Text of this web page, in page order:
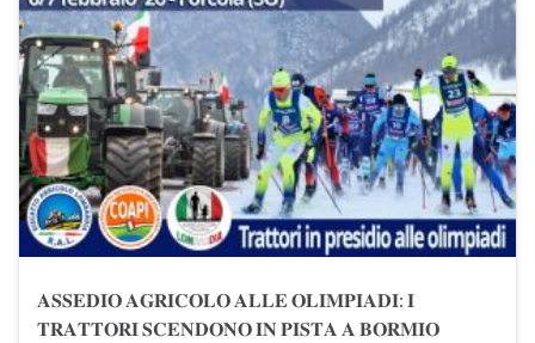
𝐀𝐒𝐒𝐄𝐃𝐈𝐎 𝐀𝐆𝐑𝐈𝐂𝐎𝐋𝐎 𝐀𝐋𝐋𝐄 𝐎𝐋𝐈𝐌𝐏𝐈𝐀𝐃𝐈: 𝐈
𝐓𝐑𝐀𝐓𝐓𝐎𝐑𝐈 𝐒𝐂𝐄𝐍𝐃𝐎𝐍𝐎 𝐈𝐍 𝐏𝐈𝐒𝐓𝐀 𝐀 𝐁𝐎𝐑𝐌𝐈𝐎